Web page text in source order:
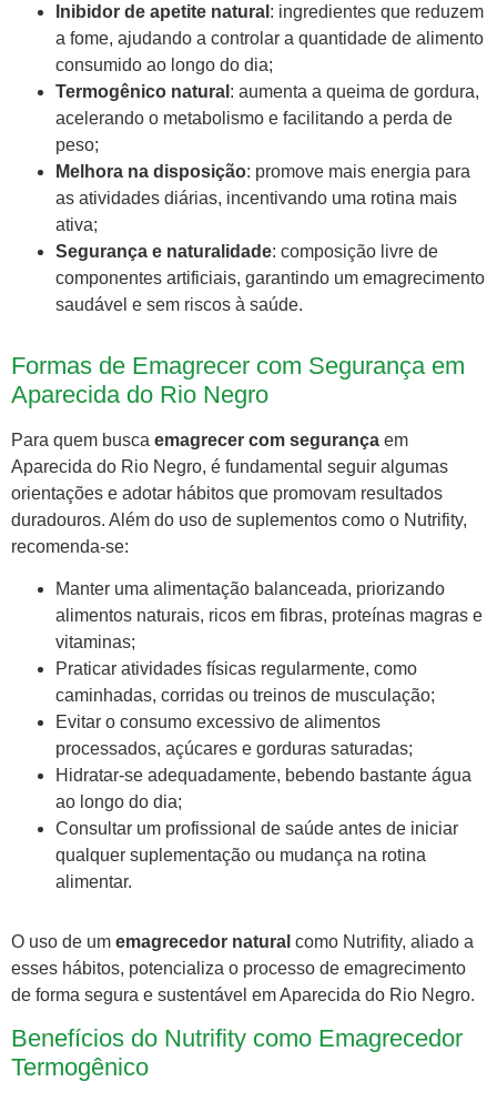
Inibidor de apetite natural : ingredientes que reduzem
a fome, ajudando a controlar a quantidade de alimento
consumido ao longo do dia;
Termogênico natural : aumenta a queima de gordura,
acelerando o metabolismo e facilitando a perda de
peso;
Melhora na disposição: promove mais energia para
as atividades diárias, incentivando uma rotina mais
ativa;
Segurança e naturalidade: composição livre de
componentes artificiais, garantindo um emagrecimento
saudável e sem riscos à saúde.
Formas de Emagrecer com Segurança em
Aparecida do Rio Negro
Para quem busca emagrecer com segurança em
Aparecida do Rio Negro, é fundamental seguir algumas
orientações e adotar hábitos que promovam resultados
duradouros. Além do uso de suplementos como o Nutrifity,
recomenda-se:
Manter uma alimentação balanceada, priorizando
alimentos naturais, ricos em fibras, proteínas magras e
vitaminas;
Praticar atividades físicas regularmente, como
caminhadas, corridas ou treinos de musculação;
Evitar o consumo excessivo de alimentos
processados, açúcares e gorduras saturadas;
Hidratar-se adequadamente, bebendo bastante água
ao longo do dia;
Consultar um profissional de saúde antes de iniciar
qualquer suplementação ou mudança na rotina
alimentar.
O uso de um emagrecedor natural como Nutrifity, aliado a
esses hábitos, potencializa o processo de emagrecimento
de forma segura e sustentável em Aparecida do Rio Negro.
Benefícios do Nutrifity como Emagrecedor
Termogênico